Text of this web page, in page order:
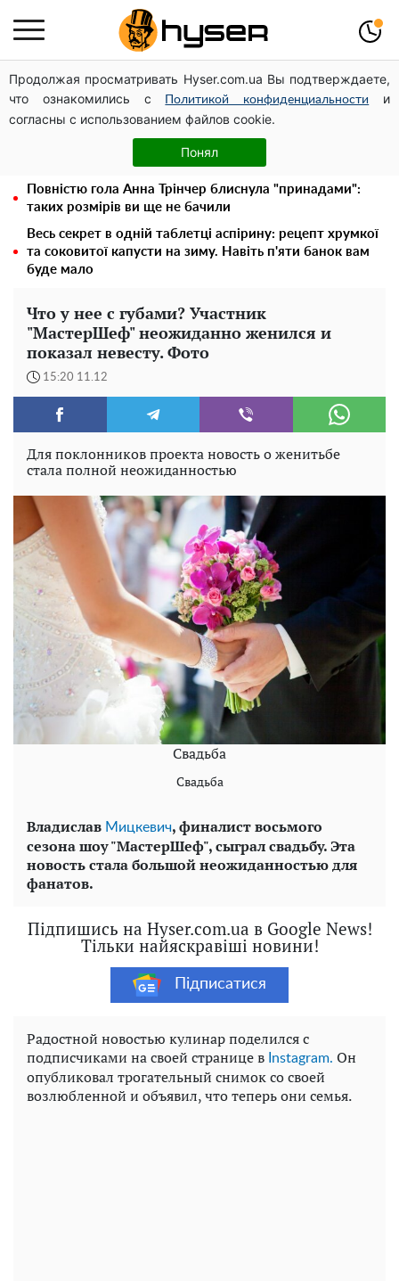
Продолжая просматривать Hyser.com.ua Вы подтверждаете,
что ознакомились с
Политикой конфиденциальности
и
согласны с использованием файлов cookie.
Понял
Дрони із націнкою: Олександр Конотопський вивів
мільйони оборонного бюджету через фіктивну фірму в
Естонії
Олена Тополя злив відео – це далеко не все: фронтмен
"Антитіла" Тарас Тополя став наступним
Повністю гола Анна Трінчер блиснула "принадами":
таких розмірів ви ще не бачили
Весь секрет в одній таблетці аспірину: рецепт хрумкої
та соковитої капусти на зиму. Навіть п'яти банок вам
буде мало
Что у нее с губами? Участник
"МастерШеф" неожиданно женился и
показал невесту. Фото
15:20 11.12
Для поклонников проекта новость о женитьбе
стала полной неожиданностью
Свадьба
Свадьба
Владислав Мицкевич, финалист восьмого
сезона шоу "МастерШеф", сыграл свадьбу. Эта
новость стала большой неожиданностью для
фанатов.
Підпишись на Hyser.com.ua в Google News!
Тільки найяскравіші новини!
Підписатися
Радостной новостью кулинар поделился с
подписчиками на своей странице в Instagram. Он
опубликовал трогательный снимок со своей
возлюбленной и объявил, что теперь они семья.